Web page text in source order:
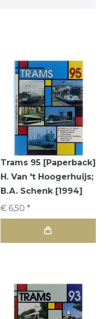
Trams 95 [Paperback]
H. Van 't Hoogerhuijs;
B.A. Schenk [1994]
€ 6,50 *